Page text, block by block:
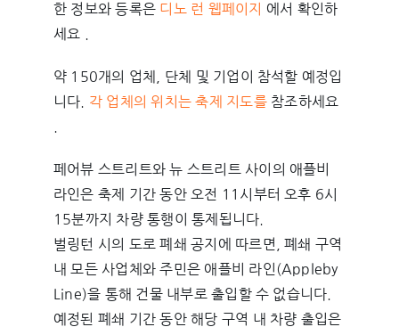
한 정보와 등록은 디노 런 웹페이지
에서 확인하
세요 .
약 150개의 업체, 단체 및 기업이 참석할 예정입
니다. 각 업체의 위치는 축제 지도를참조하세요
페어뷰 스트리트와 뉴 스트리트 사이의 애플비
라인은 축제 기간 동안 오전 11시부터 오후 6시
15분까지 차량 통행이 통제됩니다.
벌링턴 시의 도로 폐쇄 공지에 따르면, 폐쇄 구역
내 모든 사업체와 주민은 애플비 라인(Appleby
Line)을 통해 건물 내부로 출입할 수 없습니다.
예정된 폐쇄 기간 동안 해당 구역 내 차량 출입은 ​​